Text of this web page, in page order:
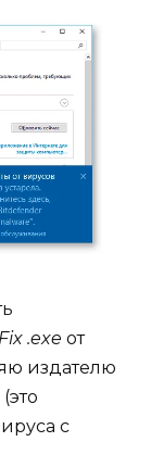
.exe от
издателю
с